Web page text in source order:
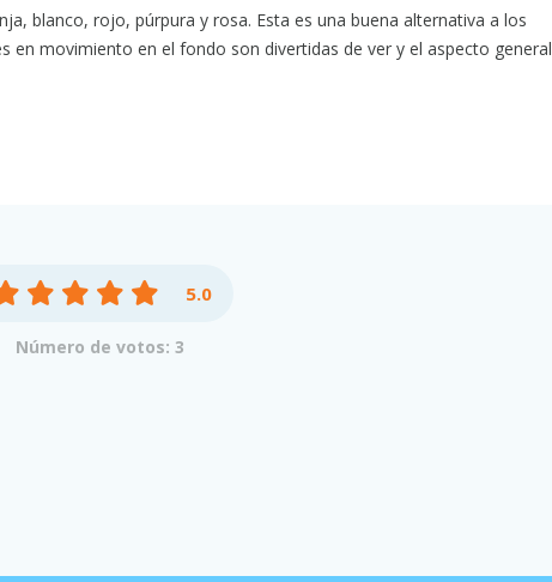
blanco, rojo, púrpura y rosa. Esta es una buena alternativa a los
en movimiento en el fondo son divertidas de ver y el aspecto general
5.0
Número de votos: 3